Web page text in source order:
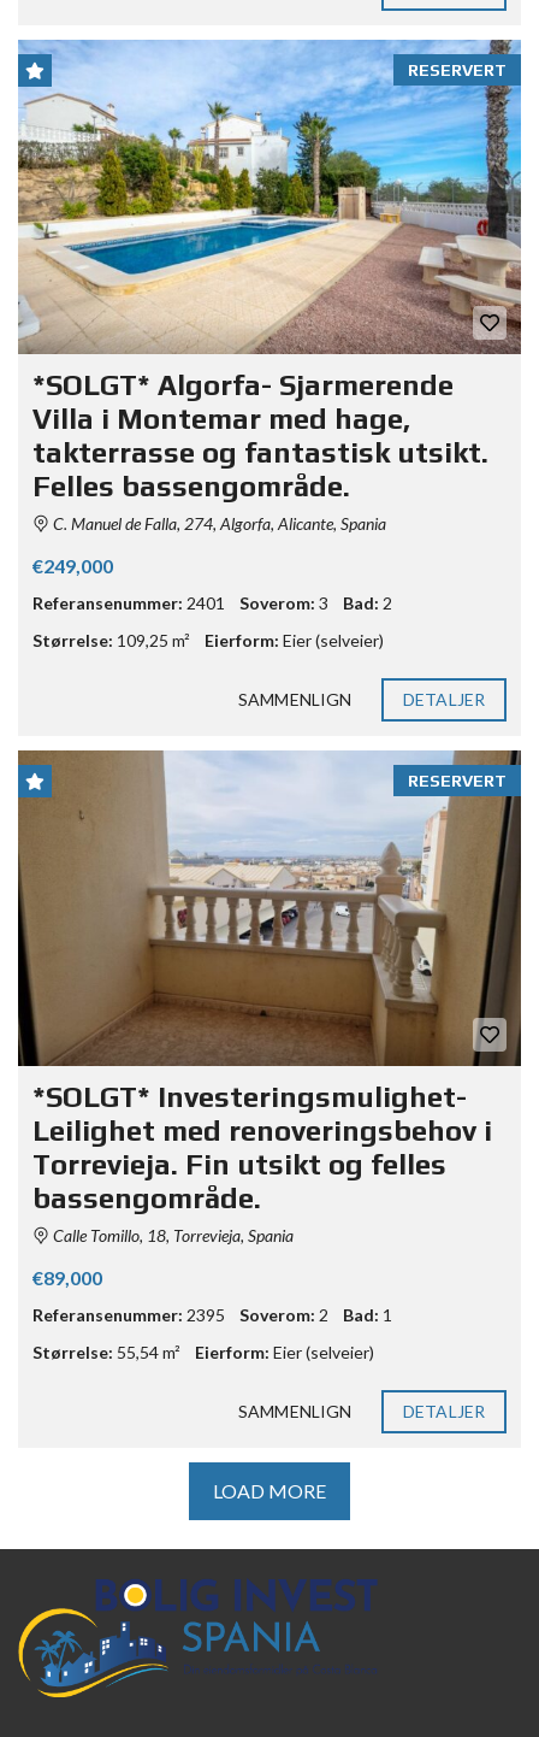
RESERVERT
*SOLGT* Algorfa- Sjarmerende
Villa i Montemar med hage,
takterrasse og fantastisk utsikt.
Felles bassengområde.
C. Manuel de Falla, 274, Algorfa, Alicante, Spania
€249,000
Referansenummer: 2401 Soverom: 3 Bad: 2
Størrelse: 109,25 m² Eierform: Eier (selveier)
SAMMENLIGN DETALJER
RESERVERT
*SOLGT* Investeringsmulighet-
Leilighet med renoveringsbehov i
Torrevieja. Fin utsikt og felles
bassengområde.
Calle Tomillo, 18, Torrevieja, Spania
€89,000
Referansenummer: 2395 Soverom: 2 Bad: 1
Størrelse: 55,54 m² Eierform: Eier (selveier)
SAMMENLIGN DETALJER
LOAD MORE